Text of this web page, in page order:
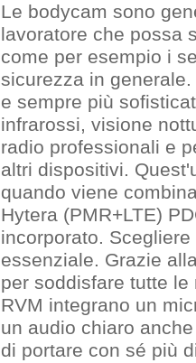
Le bodycam sono
lavoratore che possa
come per esempio i
sicurezza in
e sempre più
infrarossi, visione
radio professionali e
altri dispositivi.
quando viene
Hytera (PMR+LTE)
incorporato.
essenziale. Grazie
per soddisfare tutte
RVM integrano un
un audio chiaro
di portare con sé più